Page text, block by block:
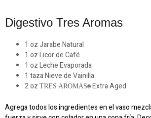
Digestivo Tres Aromas
1 oz Jarabe Natural
1 oz Licor de Café
1 oz Leche Evaporada
1 taza Nieve de Vainilla
2 oz TRES AROMAS® Extra Aged
Agrega todos los ingredientes en el vaso